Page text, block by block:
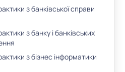
з банківської справи
з банку і банківських
з бізнес інформатики